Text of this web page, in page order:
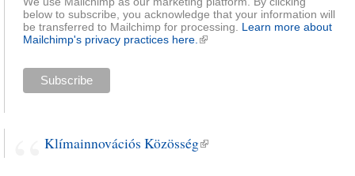
below to subscribe, you acknowledge that your information will
be transferred to Mailchimp for processing. Learn more about
Mailchimp's privacy practices here. (külső hivatkozás)
Klímainnovációs Közösség(külső hivatkozás)